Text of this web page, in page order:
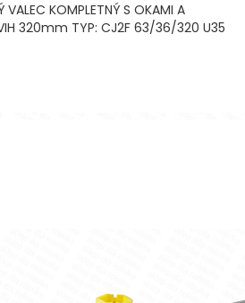
VALEC KOMPLETNÝ S OKAMI A
320mm TYP: CJ2F 63/36/320 U35